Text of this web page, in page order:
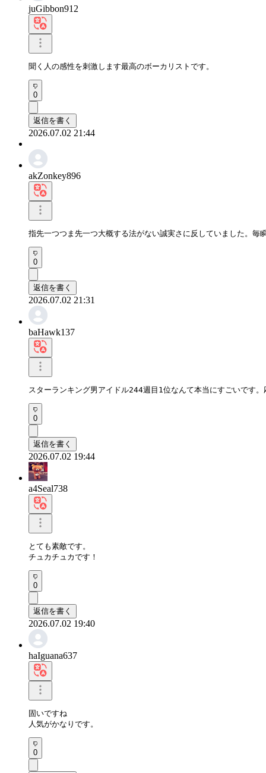
juGibbon912
聞く人の感性を刺激します最高のボーカリストです。
0
返信を書く
2026.07.02 21:44
akZonkey896
指先一つつま先一つ大概する法がない誠実さに反していました。毎
0
返信を書く
2026.07.02 21:31
baHawk137
スターランキング男アイドル244週目1位なんて本当にすごいです
0
返信を書く
2026.07.02 19:44
a4Seal738
とても素敵です。
チュカチュカです！
0
返信を書く
2026.07.02 19:40
haIguana637
固いですね
人気がかなりです。
0